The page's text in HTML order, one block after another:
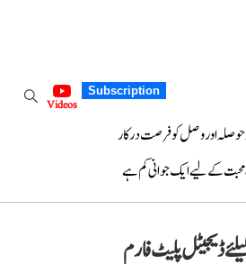
Subscription
Videos
حوصلہ اور وصل کو فرصت درکار
کے لیے ایک جوانی کم ہے
ڈیجیٹل پلیٹ فارم